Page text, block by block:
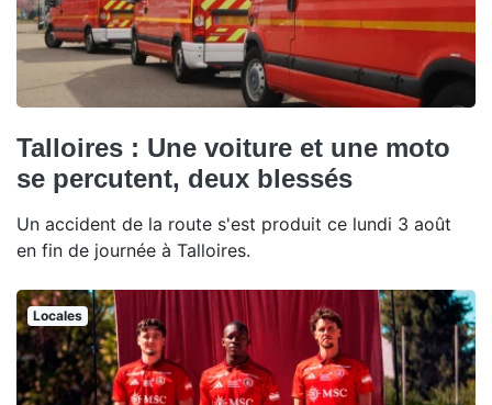
Talloires : Une voiture et une moto
se percutent, deux blessés
Un accident de la route s'est produit ce lundi 3 août
en fin de journée à Talloires.
Locales